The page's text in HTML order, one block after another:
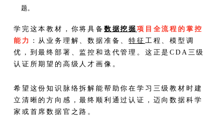
题。
学完这本教材，你将具备 数据挖掘项目全流程的掌控
能力
：从业务理解、数据准备、特征 工程、模型调
优，到最终部署、监控和迭代管理。这正是CDA三级
认证所期望的高级人才画像。
希望这份知识脉络拆解能帮助你在学习三级教材时建
立清晰的方向感，最终顺利通过认证，迈向数据科学
家或首席数据官之路。